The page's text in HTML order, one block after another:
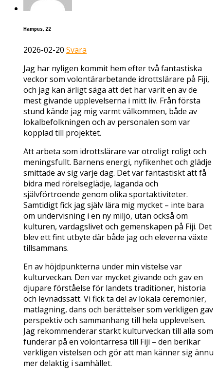
Hampus, 22
2026-02-20 Svara
Jag har nyligen kommit hem efter två fantastiska
veckor som volontärarbetande idrottslärare på Fiji,
och jag kan ärligt säga att det har varit en av de
mest givande upplevelserna i mitt liv. Från första
stund kände jag mig varmt välkommen, både av
lokalbefolkningen och av personalen som var
kopplad till projektet.
Att arbeta som idrottslärare var otroligt roligt och
meningsfullt. Barnens energi, nyfikenhet och glädje
smittade av sig varje dag. Det var fantastiskt att få
bidra med rörelseglädje, laganda och
självförtroende genom olika sportaktiviteter.
Samtidigt fick jag själv lära mig mycket – inte bara
om undervisning i en ny miljö, utan också om
kulturen, vardagslivet och gemenskapen på Fiji. Det
blev ett fint utbyte där både jag och eleverna växte
tillsammans.
En av höjdpunkterna under min vistelse var
kulturveckan. Den var mycket givande och gav en
djupare förståelse för landets traditioner, historia
och levnadssätt. Vi fick ta del av lokala ceremonier,
matlagning, dans och berättelser som verkligen gav
perspektiv och sammanhang till hela upplevelsen.
Jag rekommenderar starkt kulturveckan till alla som
funderar på en volontärresa till Fiji – den berikar
verkligen vistelsen och gör att man känner sig ännu
mer delaktig i samhället.